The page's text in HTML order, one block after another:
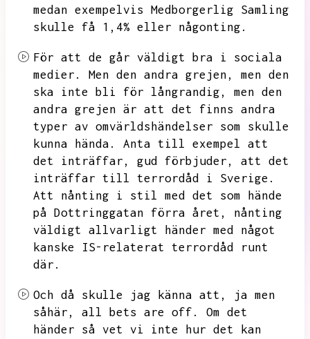
medan exempelvis Medborgerlig Samling
skulle få 1,4% eller någonting.
För att de går väldigt bra i sociala
medier.
Men den andra grejen,
men den
ska inte bli för långrandig,
men den
andra grejen är att det finns andra
typer av omvärldshändelser som skulle
kunna hända.
Anta till exempel att
det inträffar,
gud förbjuder,
att det
inträffar till terrordåd i Sverige.
Att nånting i stil med det som hände
på Dottringgatan förra året,
nånting
väldigt allvarligt händer med något
kanske IS-relaterat terrordåd runt
där.
Och då skulle jag känna att,
ja men
såhär,
all bets are off.
Om det
händer så vet vi inte hur det kan